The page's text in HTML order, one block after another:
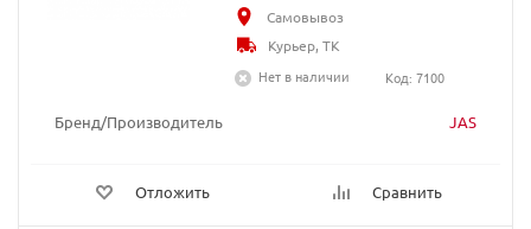
Бренд/Производитель JAS
Отложить Сравнить
Самовывоз
Курьер, ТК
Нет в наличии
Код: 7100